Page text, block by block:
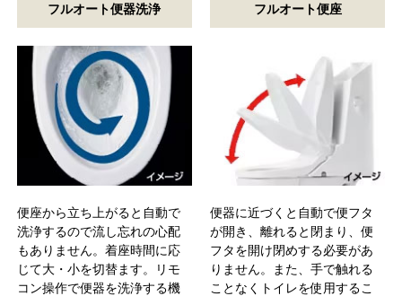
フルオート便器洗浄
便座から立ち上がると自動で
洗浄するので流し忘れの心配
もありません。着座時間に応
じて大・小を切替ます。リモ
コン操作で便器を洗浄する機
フルオート便座
便器に近づくと自動で便フタ
が開き、離れると閉まり、便
フタを開け閉めする必要があ
りません。また、手で触れる
ことなくトイレを使用するこ